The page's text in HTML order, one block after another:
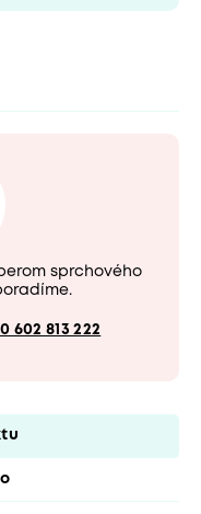
sprchového
602 813 222